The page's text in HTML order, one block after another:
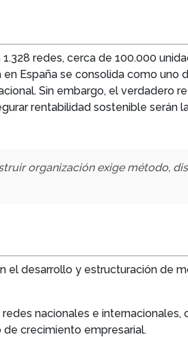
redes, cerca de 100.000
España se consolida como uno
Sin embargo, el verdadero
rentabilidad sostenible serán
organización exige método,
el desarrollo y estructuración de
nacionales e
crecimiento empresarial.